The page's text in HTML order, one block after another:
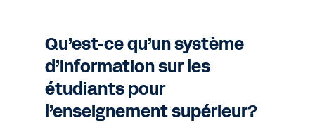
Qu’est-ce qu’un système
d’information sur les
étudiants pour
l’enseignement supérieur?